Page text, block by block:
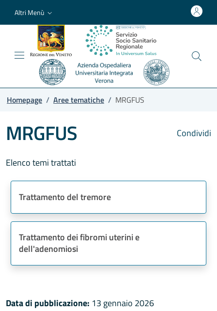
Altri Menù
Homepage / Aree tematiche / MRGFUS
Condividi
MRGFUS
Elenco temi trattati
Trattamento del tremore
Trattamento dei fibromi uterini e
dell'adenomiosi
Data di pubblicazione: 13 gennaio 2026